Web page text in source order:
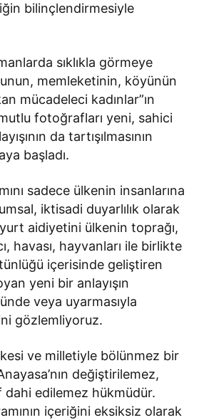
bilinçlendirmesiyle
sıklıkla görmeye
memleketinin, köyünün
mücadeleci kadınlar”ın
fotoğrafları yeni, sahici
da tartışılmasının
başladı.
sadece ülkenin insanlarına
iktisadi duyarlılık olarak
aidiyetini ülkenin toprağı,
havası, hayvanları ile birlikte
içerisinde geliştiren
yeni bir anlayışın
veya uyarmasıyla
gözlemliyoruz.
ve milletiyle bölünmez bir
değiştirilemez,
edilemez hükmüdür.
içeriğini eksiksiz olarak